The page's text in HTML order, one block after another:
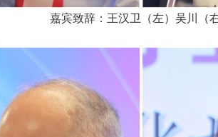
嘉宾致辞：王汉卫（左）吴川（